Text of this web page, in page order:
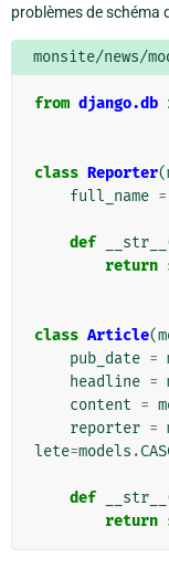
problèmes de schéma
monsite/news/
from django.db
class Reporter(
full_name =
def __str__
return
class Article(
pub_date =
headline =
content =
reporter =
lete=models .
def __str__
return